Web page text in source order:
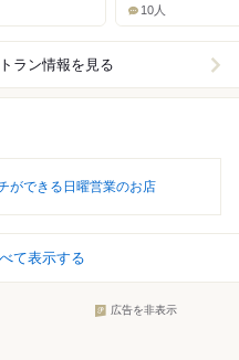
10人
ラン情報を見る
ができる日曜営業のお店
て表示する
広告を非表示